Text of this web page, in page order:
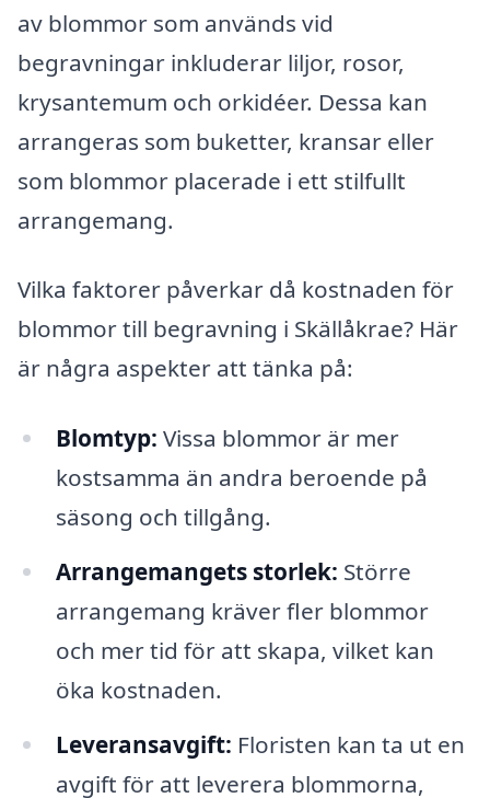
av blommor som används vid
begravningar inkluderar liljor, rosor,
krysantemum och orkidéer. Dessa kan
arrangeras som buketter, kransar eller
som blommor placerade i ett stilfullt
arrangemang.
Vilka faktorer påverkar då kostnaden för
blommor till begravning i Skällåkrae? Här
är några aspekter att tänka på:
Blomtyp: Vissa blommor är mer
kostsamma än andra beroende på
säsong och tillgång.
Arrangemangets storlek: Större
arrangemang kräver fler blommor
och mer tid för att skapa, vilket kan
öka kostnaden.
Leveransavgift: Floristen kan ta ut en
avgift för att leverera blommorna,